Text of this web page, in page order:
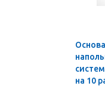
на 10